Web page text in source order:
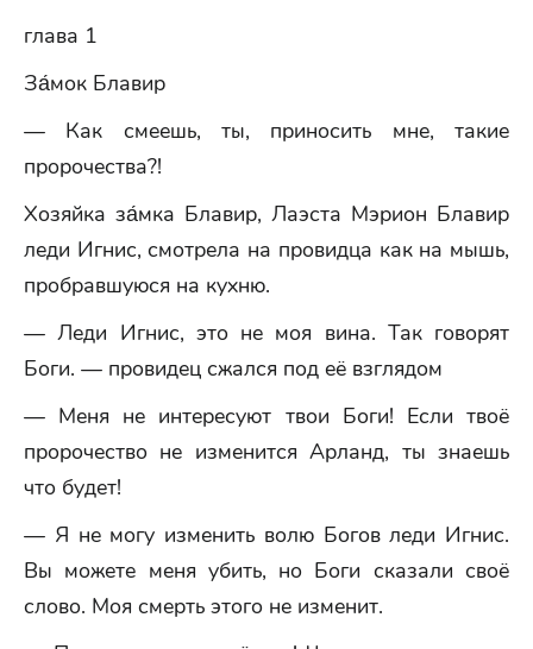
глава 1
За́мок Блавир
— Как смеешь, ты, приносить мне, такие
пророчества?!
Хозяйка за́мка Блавир, Лаэста Мэрион Блавир
леди Игнис, смотрела на провидца как на мышь,
пробравшуюся на кухню.
— Леди Игнис, это не моя вина. Так говорят
Боги. — провидец сжался под её взглядом
— Меня не интересуют твои Боги! Если твоё
пророчество не изменится Арланд, ты знаешь
что будет!
— Я не могу изменить волю Богов леди Игнис.
Вы можете меня убить, но Боги сказали своё
слово. Моя смерть этого не изменит.